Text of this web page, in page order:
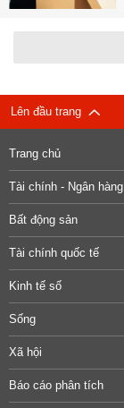
Lên đầu trang
Trang chủ
Tài chính - Ngân hàng
Bất động sản
Tài chính quốc tế
Kinh tế số
Sống
Xã hội
Báo cáo phân tích